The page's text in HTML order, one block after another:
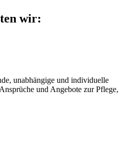
wir:
unabhängige und individuelle
und Angebote zur Pflege,